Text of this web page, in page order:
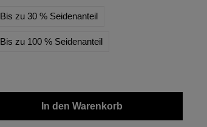
Bis zu 30 % Seidenanteil
Bis zu 100 % Seidenanteil
In den Warenkorb